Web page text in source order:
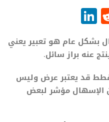
Reddit
بشكل عام هو تعبير يعني
عنه براز سائل.
قد يعتبر عرض وليس
الإسهال مؤشر لبعض